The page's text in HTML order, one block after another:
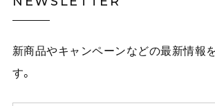
新商品やキャンペーンなどの最新情報
す。